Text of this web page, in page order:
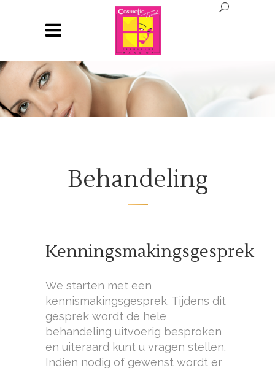
Behandeling
Kenningsmakingsgesprek
We starten met een
kennismakingsgesprek. Tijdens dit
gesprek wordt de hele
behandeling uitvoerig besproken
en uiteraard kunt u vragen stellen.
Indien nodig of gewenst wordt er